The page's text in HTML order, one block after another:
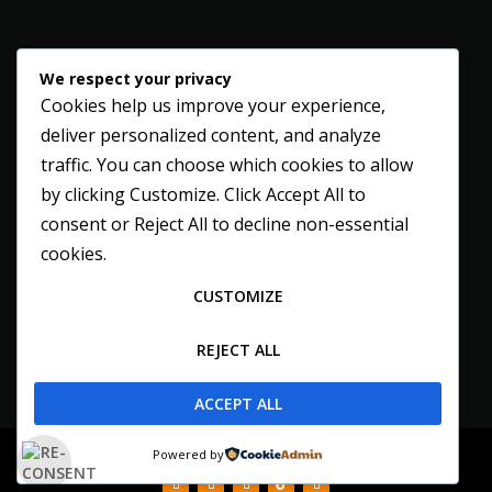
© 2004 - 2026 Vonk Musiek
We respect your privacy
Cookies help us improve your experience,
deliver personalized content, and analyze
traffic. You can choose which cookies to allow
by clickingCustomize. ClickAccept All to
consent or Reject All to decline non-essential
cookies.
CUSTOMIZE
REJECT ALL
ACCEPT ALL
Powered by